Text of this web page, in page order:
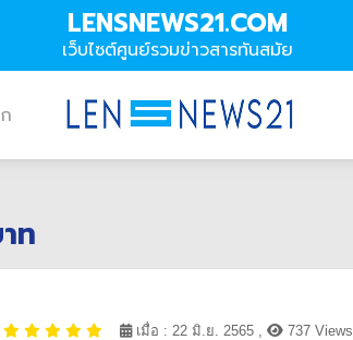
LENSNEWS21.COM
เว็บไซต์ศูนย์รวมข่าวสารทันสมัย
ท
เมื่อ : 22 มิ.ย. 2565 , 737 Views